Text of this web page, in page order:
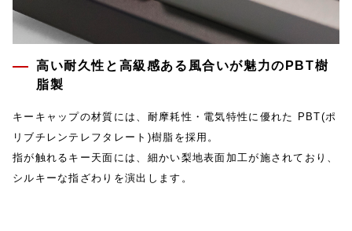
高い耐久性と高級感ある風合いが魅力のPBT樹
脂製
キーキャップの材質には、耐摩耗性・電気特性に優れた PBT(ポ
リブチレンテレフタレート)樹脂を採用。
指が触れるキー天面には、細かい梨地表面加工が施されており、
シルキーな指ざわりを演出します。